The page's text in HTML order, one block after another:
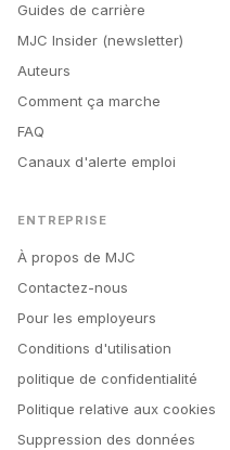
Guides de carrière
MJC Insider (newsletter)
Auteurs
Comment ça marche
FAQ
Canaux d'alerte emploi
ENTREPRISE
À propos de MJC
Contactez-nous
Pour les employeurs
Conditions d'utilisation
politique de confidentialité
Politique relative aux cookies
Suppression des données